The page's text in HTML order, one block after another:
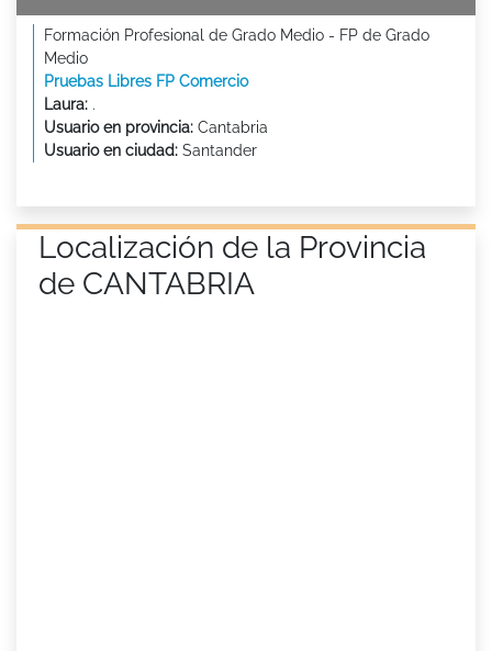
Formación Profesional de Grado Medio - FP de Grado
Medio
Pruebas Libres FP Comercio
Laura: .
Usuario en provincia: Cantabria
Usuario en ciudad: Santander
Localización de la Provincia
de CANTABRIA